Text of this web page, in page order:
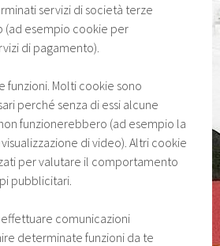
servizi di società terze
(ad esempio cookie per
di pagamento).
funzioni. Molti cookie sono
perché senza di essi alcune
funzionerebbero (ad esempio la
di video). Altri cookie
per valutare il comportamento
pubblicitari.
comunicazioni
determinate funzioni da te